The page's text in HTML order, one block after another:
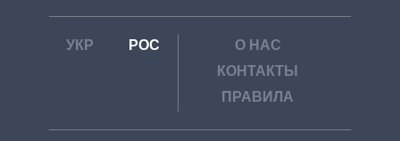
УКР РОС
О НАС
КОНТАКТЫ
ПРАВИЛА